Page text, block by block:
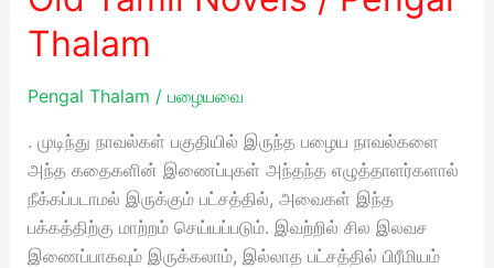
Thalam
Pengal Thalam / பழையவை
. முடிந்து நாவல்கள் பகுதியில் இருந்த பழைய நாவல்களை
அந்த கதைகளின் இணைப்புகள் அந்தந்த எழுத்தாளர்களால்
நீக்கப்படாமல் இருக்கும் பட்சத்தில், அவைகள் இந்த
பக்கத்திற்கு மாற்றம் செய்யப்படும். இவற்றில் சில இலவச
இணைப்பாகவும் இருக்கலாம், இல்லாத பட்சத்தில் பிரீமியம்
Tamil
Novels
Pengal
Thalam